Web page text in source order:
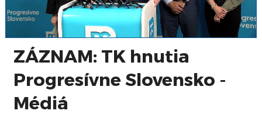
ZÁZNAM: TK hnutia
Progresívne Slovensko -
Médiá